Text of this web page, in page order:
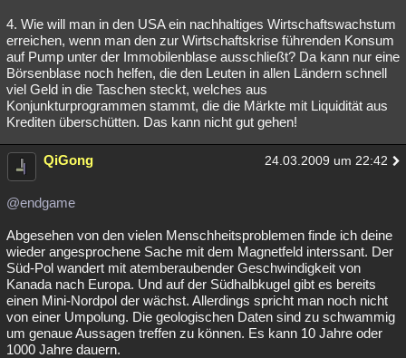
4. Wie will man in den USA ein nachhaltiges Wirtschaftswachstum
erreichen, wenn man den zur Wirtschaftskrise führenden Konsum
auf Pump unter der Immobilenblase ausschließt? Da kann nur eine
Börsenblase noch helfen, die den Leuten in allen Ländern schnell
viel Geld in die Taschen steckt, welches aus
Konjunkturprogrammen stammt, die die Märkte mit Liquidität aus
Krediten überschütten. Das kann nicht gut gehen!
QiGong 24.03.2009 um 22:42
@endgame
Abgesehen von den vielen Menschheitsproblemen finde ich deine
wieder angesprochene Sache mit dem Magnetfeld interssant. Der
Süd-Pol wandert mit atemberaubender Geschwindigkeit von
Kanada nach Europa. Und auf der Südhalbkugel gibt es bereits
einen Mini-Nordpol der wächst. Allerdings spricht man noch nicht
von einer Umpolung. Die geologischen Daten sind zu schwammig
um genaue Aussagen treffen zu können. Es kann 10 Jahre oder
1000 Jahre dauern.